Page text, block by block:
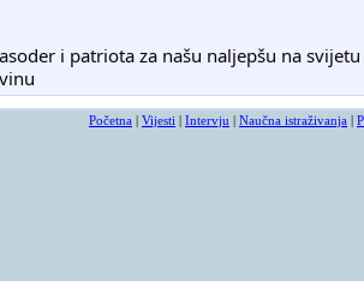
i patriota za našu naljepšu na svijetu
Početna Vijesti Intervju Naučna istraživanja